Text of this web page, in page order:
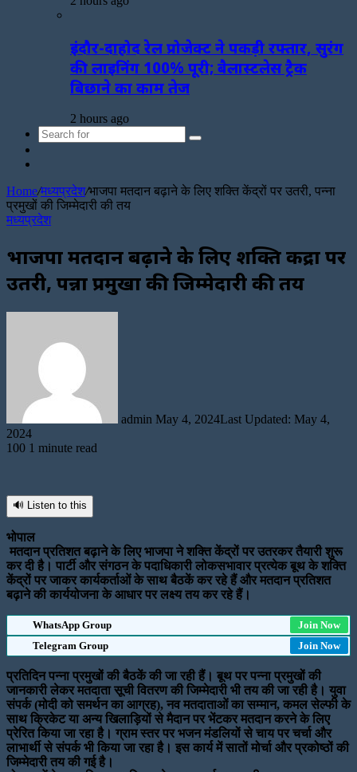
इंदौर-दाहोद रेल प्रोजेक्ट ने पकड़ी रफ्तार, सुरंग
की लाइनिंग 100% पूरी; बैलास्टलेस ट्रैक
बिछाने का काम तेज
2 hours ago
Search
Home/मध्यप्रदेश/भाजपा मतदान बढ़ाने के लिए शक्ति केंद्रों पर उतरी, पन्ना
प्रमुखों की जिम्मेदारी की तय
मध्यप्रदेश
भाजपा मतदान बढ़ाने के लिए शक्ति केंद्रों पर
उतरी, पन्ना प्रमुखों की जिम्मेदारी की तय
admin May 4, 2024Last Updated: May 4,
2024
100 1 minute read
🔊 Listen to this
भोपाल
मतदान प्रतिशत बढ़ाने के लिए भाजपा ने शक्ति केंद्रों पर उतरकर तैयारी शुरू
कर दी है। पार्टी और संगठन के पदाधिकारी लोकसभावार प्रत्येक बूथ के शक्ति
केंद्रों पर जाकर कार्यकर्ताओं के साथ बैठकें कर रहे हैं और मतदान प्रतिशत
बढ़ाने की कार्ययोजना के आधार पर लक्ष्य तय कर रहे हैं।
WhatsApp Group
Join Now
Telegram Group
Join Now
प्रतिदिन पन्ना प्रमुखों की बैठकें की जा रही हैं। बूथ पर पन्ना प्रमुखों की
जानकारी लेकर मतदाता सूची वितरण की जिम्मेदारी भी तय की जा रही है। युवा
संपर्क (मोदी को समर्थन का आग्रह), नव मतदाताओं का सम्मान, कमल सेल्फी के
साथ क्रिकेट या अन्य खिलाड़ियों से मैदान पर भेंटकर मतदान करने के लिए
प्रेरित किया जा रहा है। ग्राम स्तर पर भजन मंडलियों से चाय पर चर्चा और
लाभार्थी से संपर्क भी किया जा रहा है। इस कार्य में सातों मोर्चा और प्रकोष्ठों की
जिम्मेदारी तय की गई है।